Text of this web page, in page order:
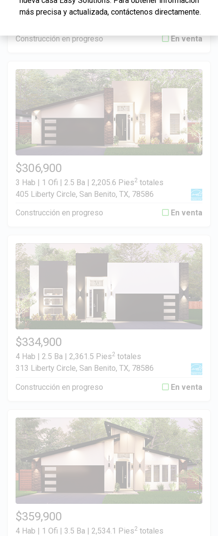
3 Hab | 1 Ofi | 2.5 Ba |2,201.9 Pies totales
Construcción en progreso En venta
$306,900
3 Hab | 1 Ofi | 2.5 Ba | 2,205.6 Pies2 totales
405 Liberty Circle, San Benito, TX, 78586
Construcción en progreso En venta
$334,900
4 Hab | 2.5 Ba | 2,361.5 Pies2 totales
313 Liberty Circle, San Benito, TX, 78586
Construcción en progreso En venta
$359,900
4 Hab | 1 Ofi | 3.5 Ba | 2,534.1 Pies2 totales
más precisa y actualizada, contáctenos directamente.